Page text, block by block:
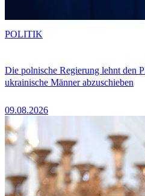
Die polnische Regierung lehnt den
ukrainische Männer abzuschieben
09.08.2026
POLITIK